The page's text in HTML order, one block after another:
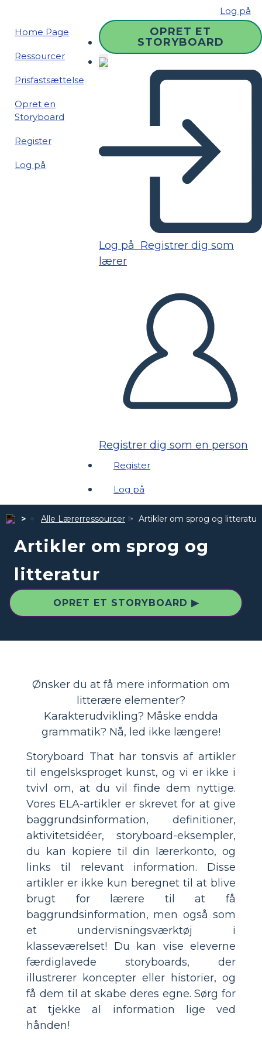
Log på
Home Page
Ressourcer
Prisfastsættelse
Opret en
Storyboard
Register
Log på
OPRET ET
STORYBOARD
Log på Registrer dig som
lærer
Registrer dig som en person
Register
Log på
Alle Lærerressourcer Artikler om sprog og litteratur
Artikler om sprog og
litteratur
OPRET ET STORYBOARD ▶
Ønsker du at få mere information om
litterære elementer?
Karakterudvikling? Måske endda
grammatik? Nå, led ikke længere!
Storyboard That har tonsvis af artikler
til engelsksproget kunst, og vi er ikke i
tvivl om, at du vil finde dem nyttige.
Vores ELA-artikler er skrevet for at give
baggrundsinformation, definitioner,
aktivitetsidéer, storyboard-eksempler,
du kan kopiere til din lærerkonto, og
links til relevant information. Disse
artikler er ikke kun beregnet til at blive
brugt for lærere til at få
baggrundsinformation, men også som
et undervisningsværktøj i
klasseværelset! Du kan vise eleverne
færdiglavede storyboards, der
illustrerer koncepter eller historier, og
få dem til at skabe deres egne. Sørg for
at tjekke al information lige ved
hånden!